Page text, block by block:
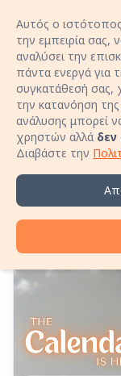
Κλείσε
Μίλα
τηλεφώνου
διαμονή σου!
Μάθε
Πώς
Αυτός ο
την εμπειρία σας,
αναλύσει την
πάντα ενεργά για
συγκατάθεσή σας,
την κατανόηση
ανάλυσης μπορεί
χρηστών αλλά
Διαβάστε την